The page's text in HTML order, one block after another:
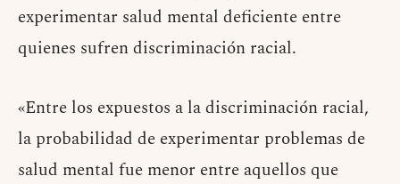
experimentar salud mental deficiente entre
quienes sufren discriminación racial.
«Entre los expuestos a la discriminación racial,
la probabilidad de experimentar problemas de
salud mental fue menor entre aquellos que